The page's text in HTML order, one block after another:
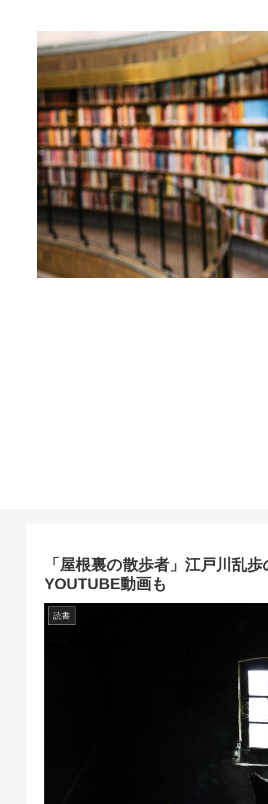
「屋根裏の散歩者」江戸川乱
YOUTUBE動画も
読書